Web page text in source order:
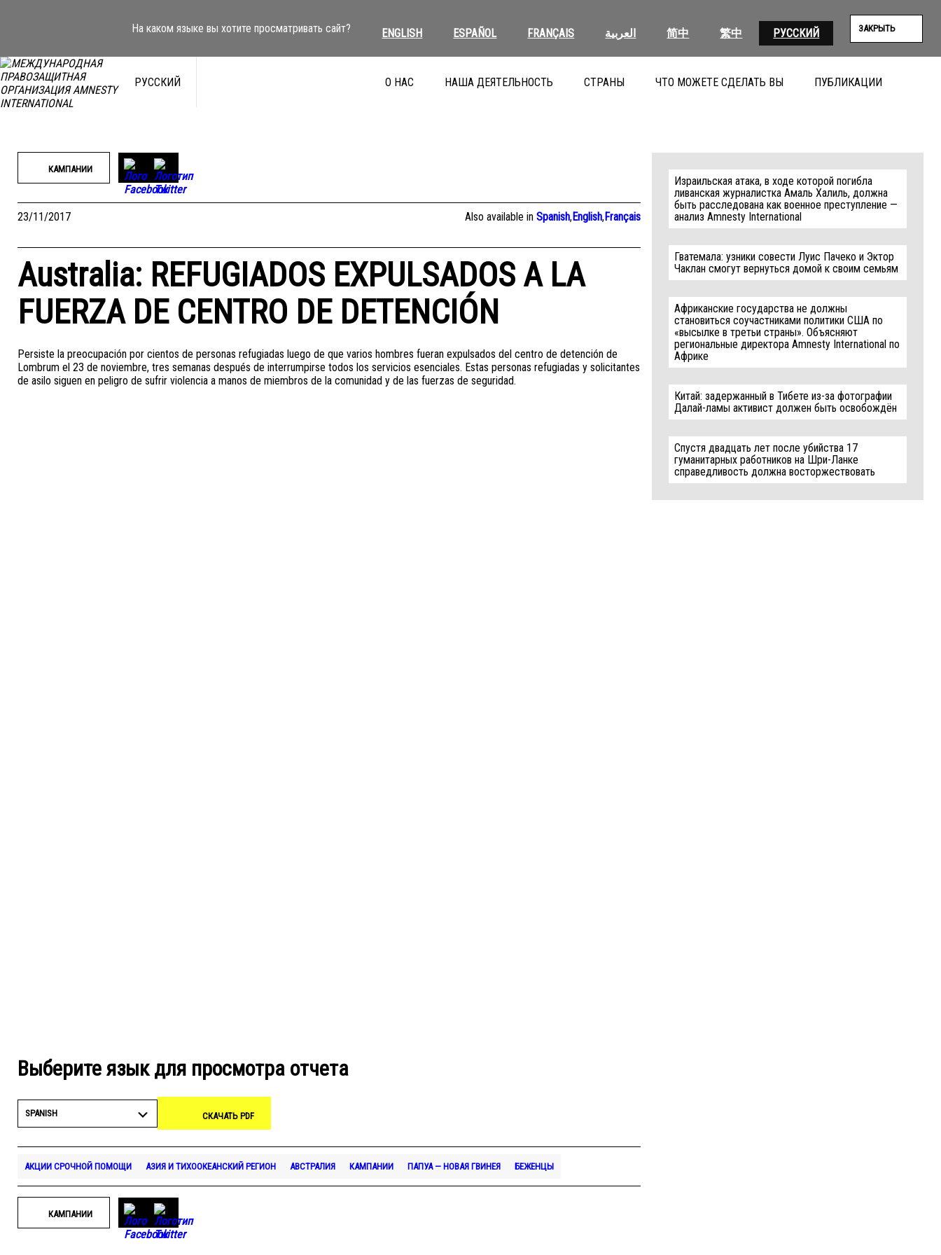
На каком языке вы хотите просматривать сайт? ENGLISH ESPAÑOL FRANÇAIS العربية 简中 繁中 РУССКИЙ ЗАКРЫТЬ
РУССКИЙ О НАС НАША ДЕЯТЕЛЬНОСТЬ СТРАНЫ ЧТО МОЖЕТЕ СДЕЛАТЬ ВЫ ПУБЛИКАЦИИ
КАМПАНИИ
23/11/2017 Also available inSpanish,English,Français
Australia: REFUGIADOS EXPULSADOS A LA
FUERZA DE CENTRO DE DETENCIÓN
Persiste la preocupación por cientos de personas refugiadas luego de que varios hombres fueran expulsados del centro de detención de
Lombrum el 23 de noviembre, tres semanas después de interrumpirse todos los servicios esenciales. Estas personas refugiadas y solicitantes
de asilo siguen en peligro de sufrir violencia a manos de miembros de la comunidad y de las fuerzas de seguridad.
Выберите язык для просмотра отчета
SPANISH СКАЧАТЬ PDF
АКЦИИ СРОЧНОЙ ПОМОЩИ АЗИЯ И ТИХООКЕАНСКИЙ РЕГИОН АВСТРАЛИЯ КАМПАНИИ ПАПУА — НОВАЯ ГВИНЕЯ БЕЖЕНЦЫ
КАМПАНИИ
Израильская атака, в ходе которой погибла
ливанская журналистка Амаль Халиль, должна
быть расследована как военное преступление —
анализ Amnesty International
Гватемала: узники совести Луис Пачеко и Эктор
Чаклан смогут вернуться домой к своим семьям
Африканские государства не должны
становиться соучастниками политики США по
«высылке в третьи страны». Объясняют
региональные директора Amnesty International по
Африке
Китай: задержанный в Тибете из-за фотографии
Далай-ламы активист должен быть освобождён
Спустя двадцать лет после убийства 17
гуманитарных работников на Шри-Ланке
справедливость должна восторжествовать